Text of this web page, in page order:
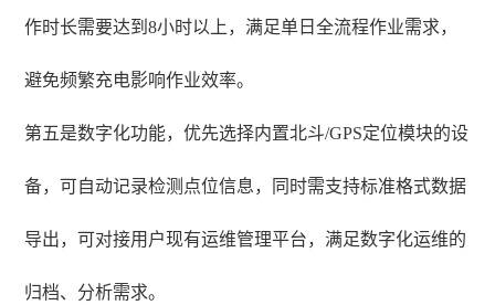
作时长需要达到8小时以上，满足单日全流程作业需求，
避免频繁充电影响作业效率。
第五是数字化功能，优先选择内置北斗/GPS定位模块的设
备，可自动记录检测点位信息，同时需支持标准格式数据
导出，可对接用户现有运维管理平台，满足数字化运维的
归档、分析需求。